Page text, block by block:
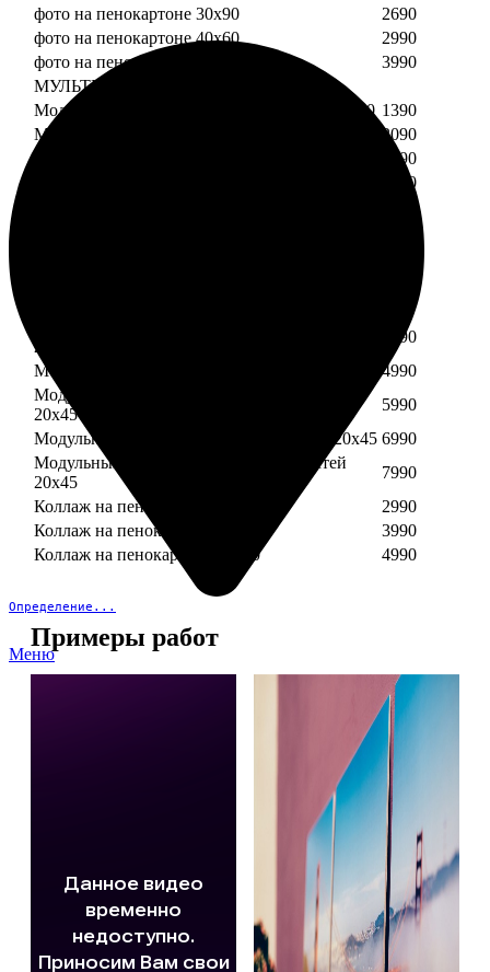
Определение...
Меню
фото на пенокартоне 30х90
2690
фото на пенокартоне 40х60
2990
фото на пенокартоне 50х70
3990
МУЛЬТИПЕНОКАРТОН
Модульный пенокартон из двух частей 20х20 1390
Модульный пенокартон из трех частей 20х20
2090
1590
2390
2990
20х45
3990
Модульный пенокартон из пяти частей 20х45
4990
Модульный пенокартон из шести частей
20х45
5990
Модульный пенокартон из семи частей 20х45 6990
Модульный пенокартон из восьми частей
20х45
7990
Коллаж на пенокартоне 30х30
2990
Коллаж на пенокартоне 30х60
3990
Коллаж на пенокартоне 30х90
4990
Примеры работ